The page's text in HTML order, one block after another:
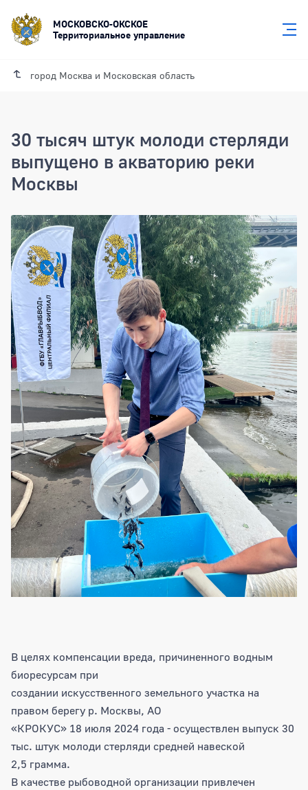
МОСКОВСКО-ОКСКОЕ
Территориальное управление
город Москва и Московская область
30 тысяч штук молоди стерляди
выпущено в акваторию реки
Москвы
30 тысяч штук молоди стерляди
В целях компенсации вреда, причиненного водным
биоресурсам при
создании искусственного земельного участка на
правом берегу р. Москвы, АО
«КРОКУС» 18 июля 2024 года - осуществлен выпуск 30
тыс. штук молоди стерляди средней навеской
2,5 грамма.
В качестве рыбоводной организации привлечен